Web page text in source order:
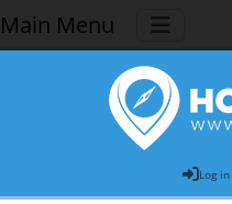
Main Menu
Log in